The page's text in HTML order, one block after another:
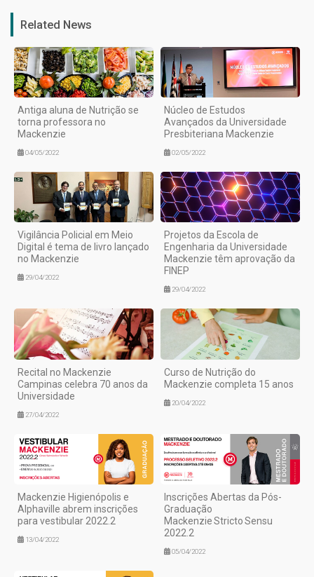
Related News
Antiga aluna de Nutrição se
torna professora no
Mackenzie
04/05/2022
Núcleo de Estudos
Avançados da Universidade
Presbiteriana Mackenzie
02/05/2022
Vigilância Policial em Meio
Digital é tema de livro lançado
no Mackenzie
29/04/2022
Projetos da Escola de
Engenharia da Universidade
Mackenzie têm aprovação da
FINEP
29/04/2022
Recital no Mackenzie
Campinas celebra 70 anos da
Universidade
27/04/2022
Curso de Nutrição do
Mackenzie completa 15 anos
20/04/2022
Mackenzie Higienópolis e
Alphaville abrem inscrições
para vestibular 2022.2
13/04/2022
Inscrições Abertas da Pós-
Graduação
Mackenzie Stricto Sensu
2022.2
05/04/2022